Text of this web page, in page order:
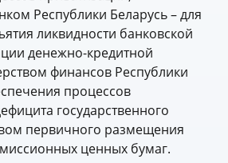
Республики Беларусь – для
ликвидности банковской
денежно-кредитной
финансов Республики
процессов
государственного
первичного размещения
ценных бумаг.